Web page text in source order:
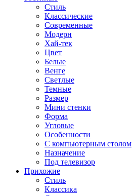
Стиль
Классические
Современные
Модерн
Хай-тек
Цвет
Белые
Венге
Светлые
Темные
Размер
Мини стенки
Форма
Угловые
Особенности
С компьютерным столом
Назначение
Под телевизор
Прихожие
Стиль
Классика